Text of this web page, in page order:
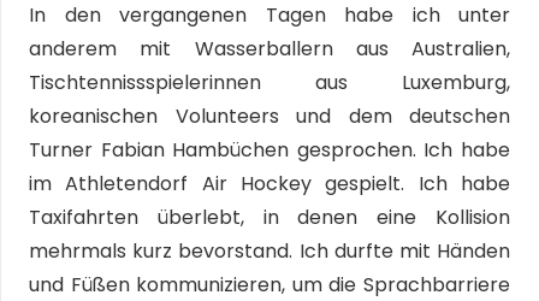
In den vergangenen Tagen habe ich unter
anderem mit Wasserballern aus Australien,
Tischtennissspielerinnen aus Luxemburg,
koreanischen Volunteers und dem deutschen
Turner Fabian Hambüchen gesprochen. Ich habe
im Athletendorf Air Hockey gespielt. Ich habe
Taxifahrten überlebt, in denen eine Kollision
mehrmals kurz bevorstand. Ich durfte mit Händen
und Füßen kommunizieren, um die Sprachbarriere